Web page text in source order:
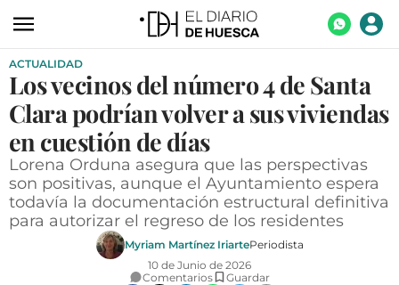
ACTUALIDAD
ECONOMÍA
TECNOLOGÍA
TURISMO
AGROALIMENTACIÓN
DEPORTES
ACTUALIDAD
Los vecinos del número 4 de Santa
Clara podrían volver a sus viviendas
en cuestión de días
Lorena Orduna asegura que las perspectivas
son positivas, aunque el Ayuntamiento espera
todavía la documentación estructural definitiva
para autorizar el regreso de los residentes
Myriam Martínez IriartePeriodista
10 de Junio de 2026
Comentarios
Guardar